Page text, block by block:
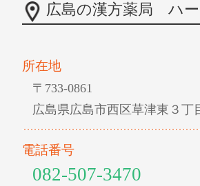
広島の漢方薬局 ハー
所在地
〒733-0861
広島県広島市西区草津東３丁
電話番号
082-507-3470